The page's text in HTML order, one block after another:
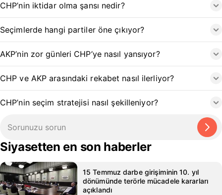
CHP’nin iktidar olma şansı nedir?
Seçimlerde hangi partiler öne çıkıyor?
AKP’nin zor günleri CHP’ye nasıl yansıyor?
CHP ve AKP arasındaki rekabet nasıl ilerliyor?
CHP’nin seçim stratejisi nasıl şekilleniyor?
Siyasetten en son haberler
15 Temmuz darbe girişiminin 10. yıl
dönümünde terörle mücadele kararları
açıklandı